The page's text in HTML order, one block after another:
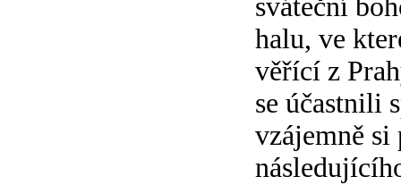
sváteční
halu, ve
věřící z
se účastnili
vzájemně si